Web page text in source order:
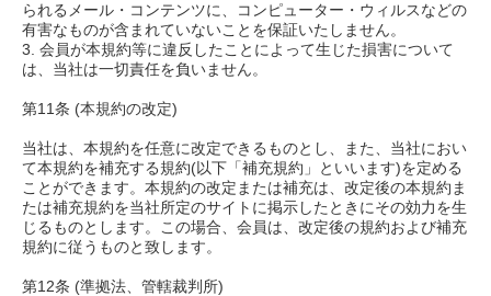
られるメール・コンテンツに、コンピューター・ウィルスなどの
有害なものが含まれていないことを保証いたしません。
3. 会員が本規約等に違反したことによって生じた損害について
は、当社は一切責任を負いません。
第11条 (本規約の改定)
当社は、本規約を任意に改定できるものとし、また、当社におい
て本規約を補充する規約(以下「補充規約」といいます)を定める
ことができます。本規約の改定または補充は、改定後の本規約ま
たは補充規約を当社所定のサイトに掲示したときにその効力を生
じるものとします。この場合、会員は、改定後の規約および補充
規約に従うものと致します。
第12条 (準拠法、管轄裁判所)